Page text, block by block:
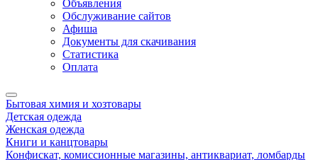
Объявления
Обслуживание сайтов
Афиша
Документы для скачивания
Статистика
Оплата
Бытовая химия и хозтовары
Детская одежда
Женская одежда
Книги и канцтовары
Конфискат, комиссионные магазины, антиквариат, ломбарды